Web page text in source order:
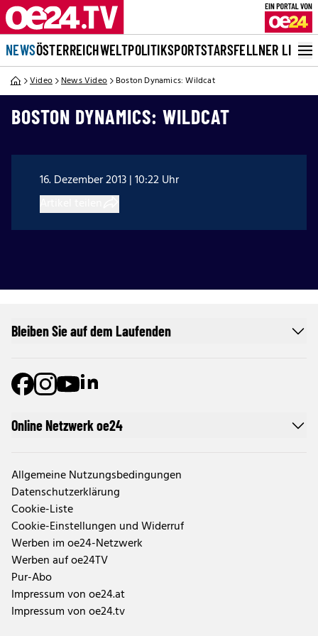
NEWSÖSTERREICHWELTPOLITIKSPORTSTARSFELLNER LIVE
Video News Video Boston Dynamics: Wildcat
BOSTON DYNAMICS: WILDCAT
16. Dezember 2013 | 10:22 Uhr
Online Netzwerk oe24
Allgemeine Nutzungsbedingungen
Datenschutzerklärung
Cookie-Liste
Cookie-Einstellungen und Widerruf
Werben im oe24-Netzwerk
Werben auf oe24TV
Pur-Abo
Impressum von oe24.at
Impressum von oe24.tv
Bleiben Sie auf dem Laufenden